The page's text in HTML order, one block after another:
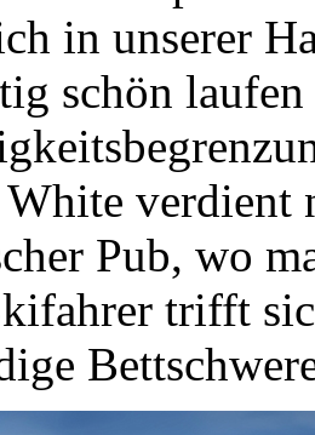
in unserer
schön laufen
verdient
Pub, wo
trifft